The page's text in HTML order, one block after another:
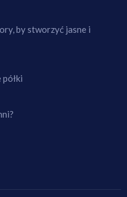
by stworzyć jasne i